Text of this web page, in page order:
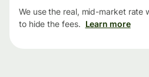
We use the real, mid-market rate
to hide the fees. Learn more